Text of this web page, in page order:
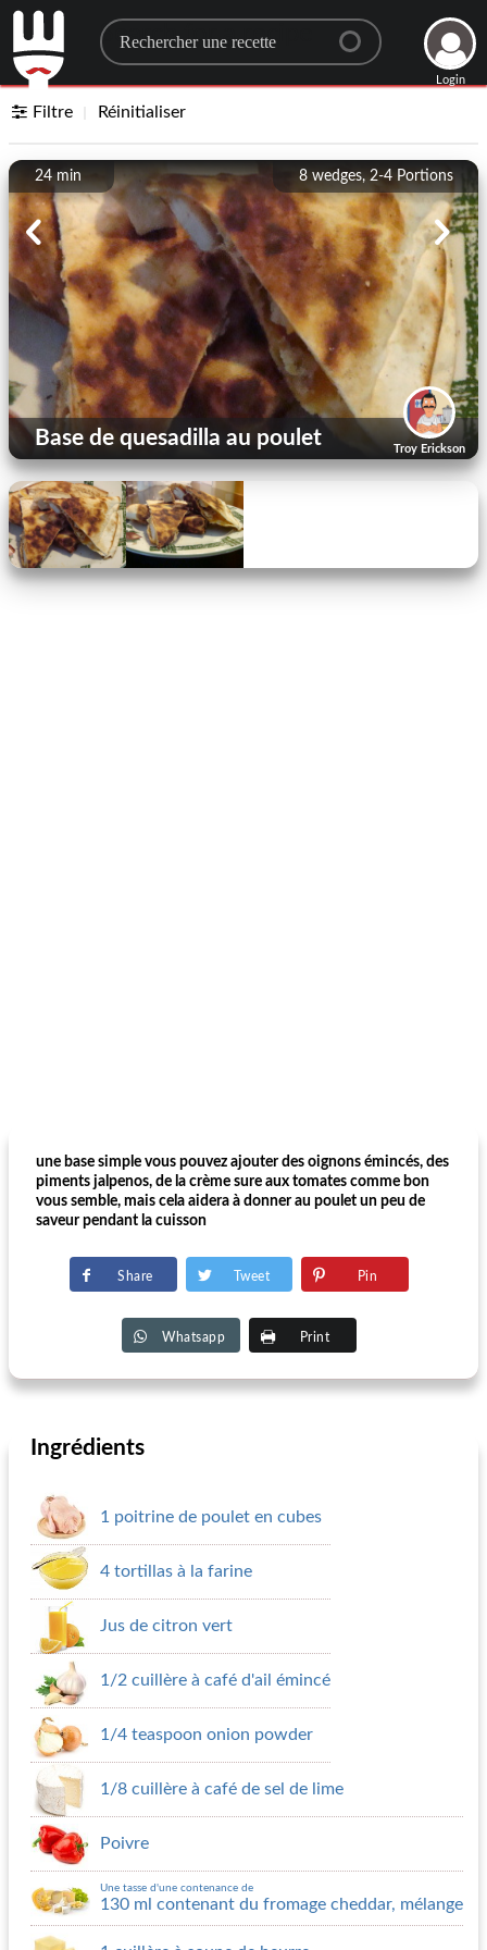
Search for a recipe
Login
Filtre Réinitialiser
8 wedges, 2-4 Portions
24 min
Troy Erickson
Base de quesadilla au poulet
une base simple vous pouvez ajouter des oignons émincés, des
piments jalpenos, de la crème sure aux tomates comme bon
vous semble, mais cela aidera à donner au poulet un peu de
saveur pendant la cuisson
Share Tweet Pin
Whatsapp Print
Ingrédients
1 poitrine de poulet en cubes
4 tortillas à la farine
Jus de citron vert
1/2 cuillère à café d'ail émincé
1/4 teaspoon onion powder
1/8 cuillère à café de sel de lime
Poivre
Une tasse d'une contenance de
130 ml contenant du fromage cheddar, mélange